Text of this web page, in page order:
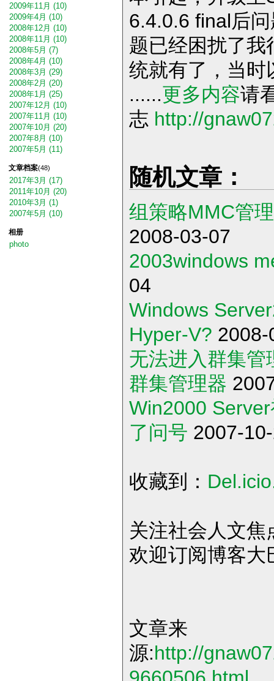
2009年11月 (10)
2009年4月 (10)
2008年12月 (10)
2008年11月 (10)
2008年5月 (7)
2008年4月 (10)
2008年3月 (29)
2008年2月 (20)
2008年1月 (25)
2007年12月 (10)
2007年11月 (10)
2007年10月 (20)
2007年8月 (10)
2007年5月 (11)
文章档案(48)
2017年3月 (17)
2011年10月 (20)
2010年3月 (1)
2007年5月 (10)
相册
photo
6.4.0.6 final后
题已经困扰了我
统就有了，当时
......更多内容请
志 http://
随机文章：
组策略MMC管
2008-03-07
2003windows
04
Windows
Hyper-V? 2008-
无法进入群集管
群集管理器
Win2000
了问号 2007-
收藏到：
关注社会人文焦
欢迎订阅博客大
文章来
源:http://